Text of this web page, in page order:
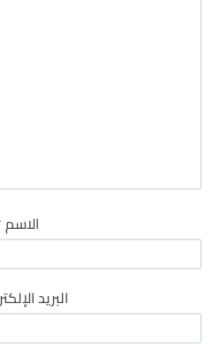
الاسم
البريد